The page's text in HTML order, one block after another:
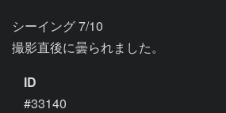
シーイング 7/10
撮影直後に曇られました。
ID
#33140